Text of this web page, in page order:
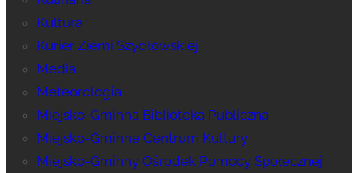
Kultura
Kurier Ziemi Szydłowskiej
Media
Meteorologia
Miejsko-Gminna Biblioteka Publiczna
Miejsko-Gminne Centrum Kultury
Miejsko-Gminny Ośrodek Pomocy Społecznej